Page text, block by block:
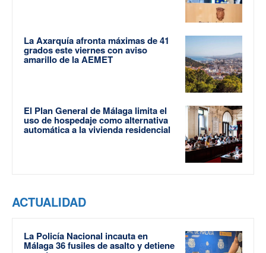
La Axarquía afronta máximas de 41
grados este viernes con aviso
amarillo de la AEMET
El Plan General de Málaga limita el
uso de hospedaje como alternativa
automática a la vivienda residencial
ACTUALIDAD
La Policía Nacional incauta en
Málaga 36 fusiles de asalto y detiene